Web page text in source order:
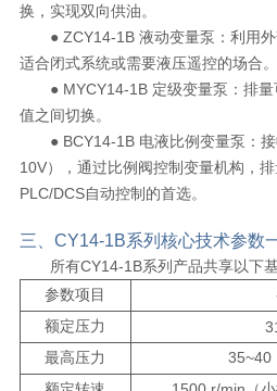
换，实现双向供油。
● ZCY14-1B 液动变量泵：利用
适合闭式系统或需要液压遥控的场合。
● MYCY14-1B 定级变量泵：排
值之间切换。
● BCY14-1B 电液比例变量泵：
10V），通过比例阀控制变量机构，
PLC/DCS自动控制的首选。
三、CY14-1B系列核心技术参数
所有CY14-1B系列产品共享以下
参数项目
额定压力
最高压力
35~40